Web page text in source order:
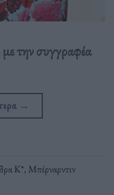
την συγγραφέα
→
Κ*, Μπέρναρντιν